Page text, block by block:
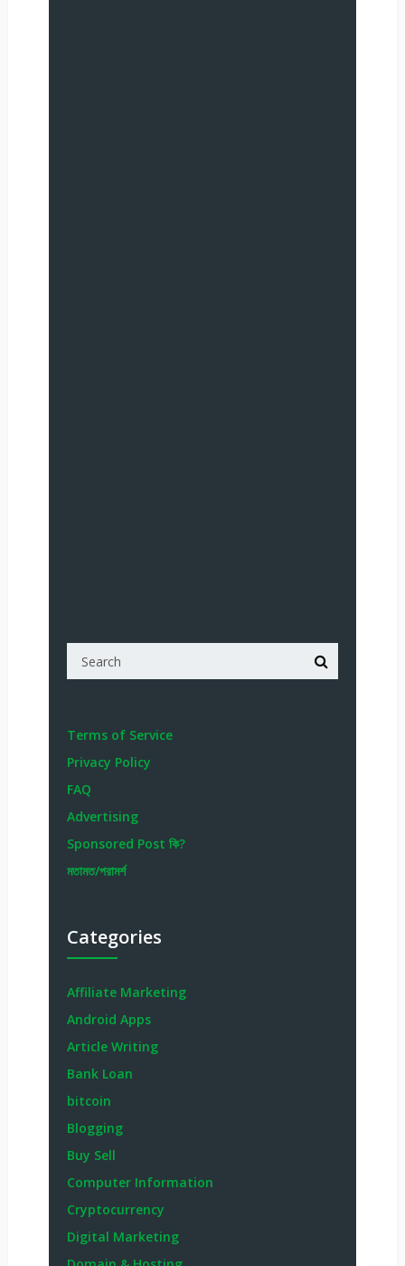
Terms of Service
Privacy Policy
FAQ
Advertising
Sponsored Post কি?
মতামত/পরামর্শ
Categories
Affiliate Marketing
Android Apps
Article Writing
Bank Loan
bitcoin
Blogging
Buy Sell
Computer Information
Cryptocurrency
Digital Marketing